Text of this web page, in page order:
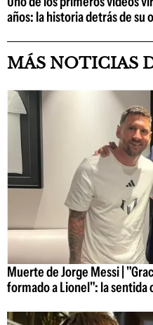
años: la historia detrás de su
MÁS NOTICIAS
Muerte de Jorge Messi |
formado a Lionel": la sentida